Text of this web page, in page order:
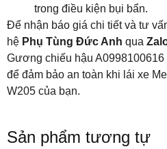
trong điều kiện bụi bẩn.
Để nhận báo giá chi tiết và tư
hệ Phụ Tùng Đức Anh qua
Gương chiếu hậu
để đảm bảo an toàn khi lái xe
W205 của bạn.
Sản phẩm tương tự